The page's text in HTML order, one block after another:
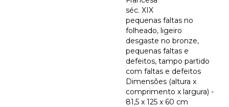
séc. XIX
pequenas faltas no
folheado, ligeiro
desgaste no bronze,
pequenas faltas e
defeitos, tampo partido
com faltas e defeitos
Dimensões (altura x
comprimento x largura) -
81,5 x 125 x 60 cm